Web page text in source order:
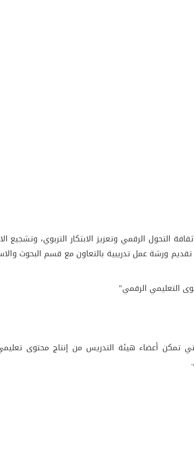
التحول الرقمي وتعزيز الابتكار التربوي، وتشجيع
ورشة عمل تدريبية بالتعاون مع قسم البحوث
التعليمي الرقمي"
تمكن أعضاء هيئة التدريس من إنتاج محتوى